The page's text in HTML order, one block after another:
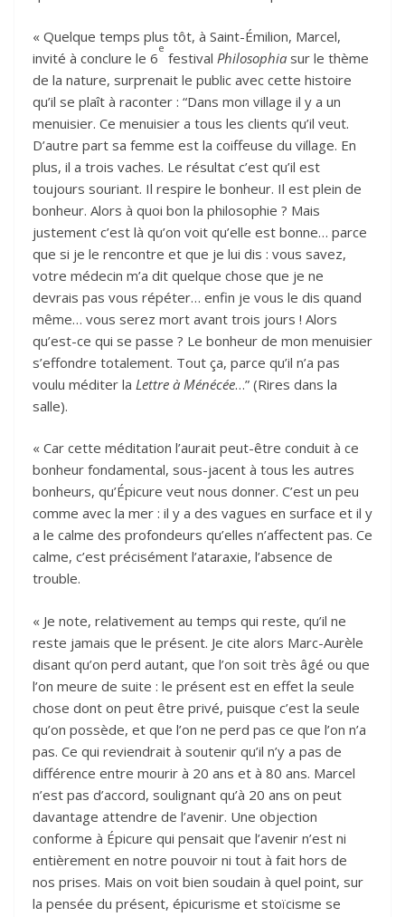
« Quelque temps plus tôt, à Saint-Émilion, Marcel,
invité à conclure le 6
e
festival Philosophia sur le thème
de la nature, surprenait le public avec cette histoire
qu’il se plaît à raconter : “Dans mon village il y a un
menuisier. Ce menuisier a tous les clients qu’il veut.
D’autre part sa femme est la coiffeuse du village. En
plus, il a trois vaches. Le résultat c’est qu’il est
toujours souriant. Il respire le bonheur. Il est plein de
bonheur. Alors à quoi bon la philosophie ? Mais
justement c’est là qu’on voit qu’elle est bonne… parce
que si je le rencontre et que je lui dis : vous savez,
votre médecin m’a dit quelque chose que je ne
devrais pas vous répéter… enfin je vous le dis quand
même… vous serez mort avant trois jours ! Alors
qu’est-ce qui se passe ? Le bonheur de mon menuisier
s’effondre totalement. Tout ça, parce qu’il n’a pas
voulu méditer la Lettre à Ménécée…” (Rires dans la
salle).
« Car cette méditation l’aurait peut-être conduit à ce
bonheur fondamental, sous-jacent à tous les autres
bonheurs, qu’Épicure veut nous donner. C’est un peu
comme avec la mer : il y a des vagues en surface et il y
a le calme des profondeurs qu’elles n’affectent pas. Ce
calme, c’est précisément l’ataraxie, l’absence de
trouble.
« Je note, relativement au temps qui reste, qu’il ne
reste jamais que le présent. Je cite alors Marc-Aurèle
disant qu’on perd autant, que l’on soit très âgé ou que
l’on meure de suite : le présent est en effet la seule
chose dont on peut être privé, puisque c’est la seule
qu’on possède, et que l’on ne perd pas ce que l’on n’a
pas. Ce qui reviendrait à soutenir qu’il n’y a pas de
différence entre mourir à 20 ans et à 80 ans. Marcel
n’est pas d’accord, soulignant qu’à 20 ans on peut
davantage attendre de l’avenir. Une objection
conforme à Épicure qui pensait que l’avenir n’est ni
entièrement en notre pouvoir ni tout à fait hors de
nos prises. Mais on voit bien soudain à quel point, sur
la pensée du présent, épicurisme et stoïcisme se